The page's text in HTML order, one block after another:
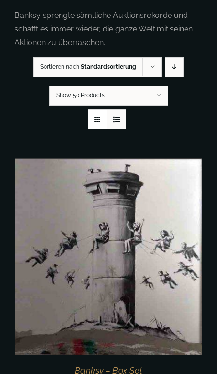
Banksy sprengte sämtliche Auktionsrekorde und
schafft es immer wieder, die ganze Welt mit seinen
Aktionen zu überraschen.
Sortieren nach Standardsortierung
Show 50 Products
Banksy – Box Set